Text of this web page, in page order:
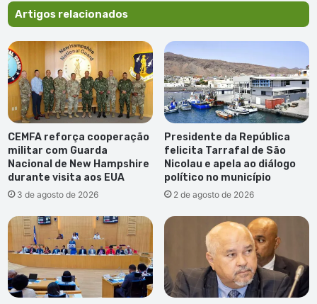
em
S.
Vicente
Artigos relacionados
CEMFA reforça cooperação
militar com Guarda
Nacional de New Hampshire
durante visita aos EUA
3 de agosto de 2026
Presidente da República
felicita Tarrafal de São
Nicolau e apela ao diálogo
político no município
2 de agosto de 2026